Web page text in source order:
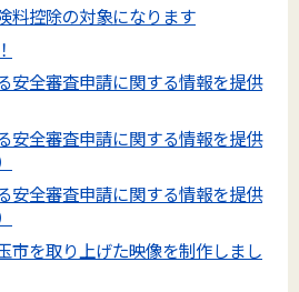
料控除の対象になります
安全審査申請に関する情報を提供
安全審査申請に関する情報を提供
安全審査申請に関する情報を提供
市を取り上げた映像を制作しまし